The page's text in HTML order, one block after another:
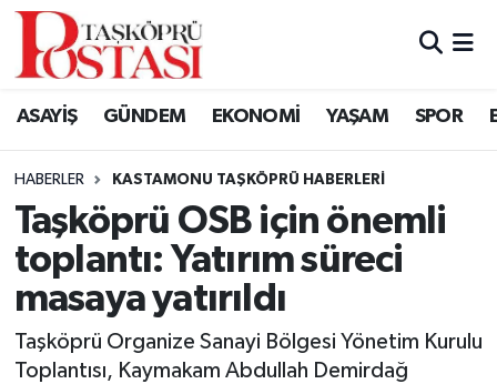
ASAYİŞ GÜNDEM EKONOMİ YAŞAM SPOR
HABERLER KASTAMONU TAŞKÖPRÜ HABERLERI
Taşköprü OSB için önemli
toplantı: Yatırım süreci
masaya yatırıldı
Taşköprü Organize Sanayi Bölgesi Yönetim Kurulu
Toplantısı, Kaymakam Abdullah Demirdağ
Kastamonu Vefat Edenler
Araç Haberleri
Azdavay Haberleri
Bozkurt Haberleri